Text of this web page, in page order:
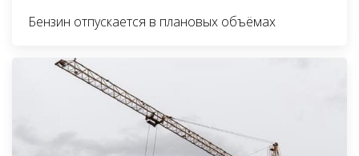
Бензин отпускается в плановых объёмах